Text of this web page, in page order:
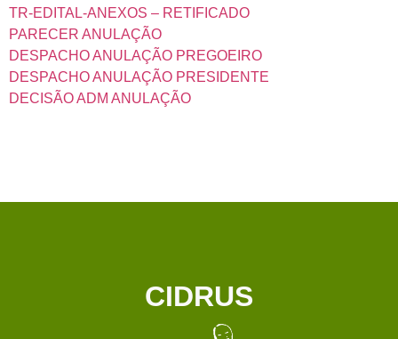
TR-EDITAL-ANEXOS – RETIFICADO
PARECER ANULAÇÃO
DESPACHO ANULAÇÃO PREGOEIRO
DESPACHO ANULAÇÃO PRESIDENTE
DECISÃO ADM ANULAÇÃO
CIDRUS